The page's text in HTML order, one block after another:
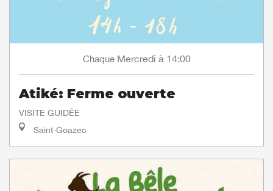
Chaque Mercredi à 14:00
Atiké: Ferme ouverte
VISITE GUIDÉE
Saint-Goazec